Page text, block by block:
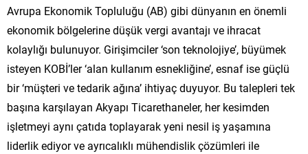
Avrupa Ekonomik Topluluğu (AB) gibi dünyanın en önemli
ekonomik bölgelerine düşük vergi avantajı ve ihracat
kolaylığı bulunuyor. Girişimciler ‘son teknolojiye’, büyümek
isteyen KOBİ’ler ‘alan kullanım esnekliğine’, esnaf ise güçlü
bir ‘müşteri ve tedarik ağına’ ihtiyaç duyuyor. Bu talepleri tek
başına karşılayan Akyapı Ticarethaneler, her kesimden
işletmeyi aynı çatıda toplayarak yeni nesil iş yaşamına
liderlik ediyor ve ayrıcalıklı mühendislik çözümleri ile